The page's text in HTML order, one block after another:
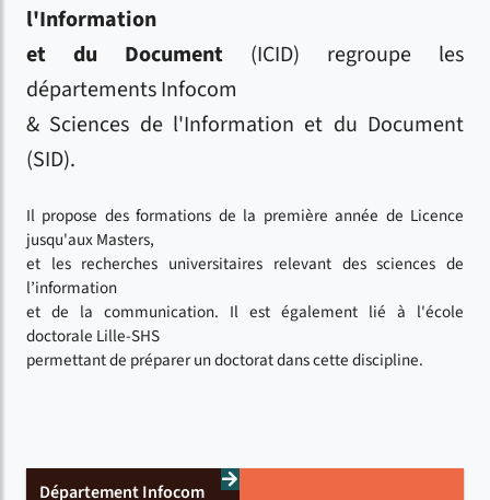
l'Information
et du Document
(ICID)
regroupe les
départements Infocom
& Sciences de l'Information et du Document
(SID).
Il propose des formations de la première année de Licence
jusqu'aux Masters,
et les recherches universitaires relevant des sciences de
l’information
et de la communication. Il est également lié à l'école
doctorale Lille-SHS
permettant de préparer un doctorat dans cette discipline.
Département Infocom